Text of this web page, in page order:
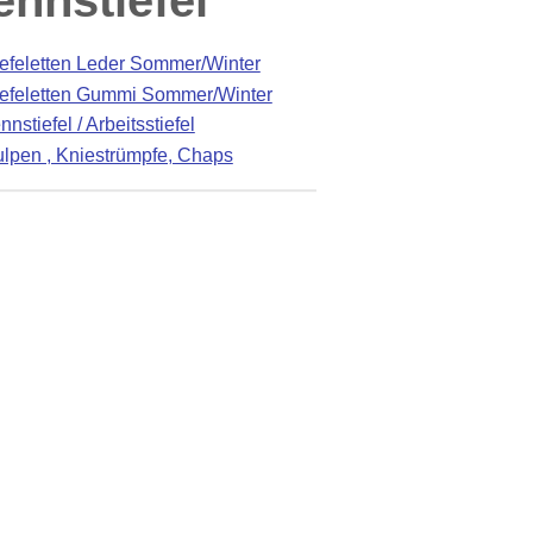
Leder Sommer/Winter
Gummi Sommer/Winter
/ Arbeitsstiefel
, Kniestrümpfe, Chaps